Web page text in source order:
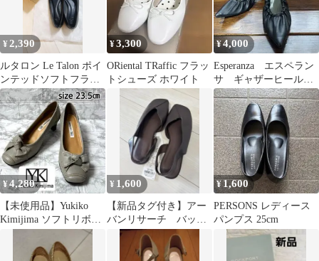
¥ 2,390
ルタロン Le Talon ポイ
ンテッドソフトフラッ
トシューズ 24cm 黒
¥3,300
ORiental TRaffic フラッ
トシューズ ホワイト
¥4,000
Esperanza エスペラン
サ ギャザーヒールパ
ンプス くしゅくしゅ
パンプス
¥4,280
【未使用品】Yukiko
Kimijima ソフトリボン
¥ 1,600
【新品タグ付き】アー
バンリサーチ バック
スリングフラットシュ
ーズ Mサイズ
¥1,600
PERSONS レディース
パンプス 25cm